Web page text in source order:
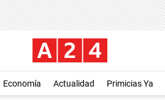
Economía Actualidad Primicias Ya